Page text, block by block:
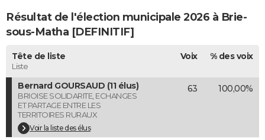
Carte de Noël
Carte Bonne année
Carte Saint-Valentin
Carte Pâques
Carte d'anniversaire
DICTIONNAIRE
Dictionnaire
Biographies
Citations
Expressions
Proverbes
PROGRAMME TV
COPAINS D'AVANT
S'inscrire
Se connecter
Lycées
Collèges
Primaires
Universités
Entreprises
Service militaire
Avis de recherche
AVIS DE DÉCÈS
FORUM
Résultat de l'élection municipale 2026 à Brie-
sous-Matha [DEFINITIF]
Tête de liste
Liste
Voix % des voix
Bernard GOURSAUD (11 élus)
BRIOISE SOLIDARITE, ECHANGES
ET PARTAGE ENTRE LES
TERRITOIRES RURAUX
Voir la liste des élus
63 100,00%